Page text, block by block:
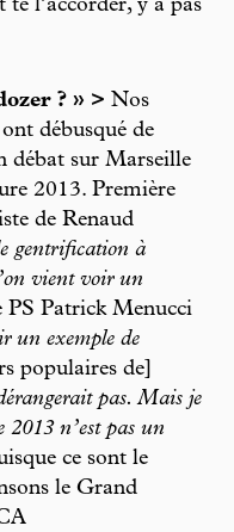
l’accorder, y a pas
? » > Nos
ont débusqué de
débat sur Marseille
2013. Première
de Renaud
gentrification à
vient voir un
PS Patrick Menucci
un exemple de
populaires de]
pas. Mais je
2013 n’est pas un
ce sont le
le Grand